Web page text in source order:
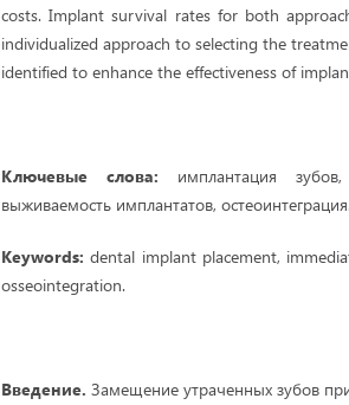
costs. Implant survival rates for both
individualized approach to selecting the
identified to enhance the effectiveness of
Ключевые слова: имплантация
выживаемость имплантатов, остеоинтеграция.
Keywords: dental implant placement,
osseointegration.
Введение. Замещение утраченных зубов